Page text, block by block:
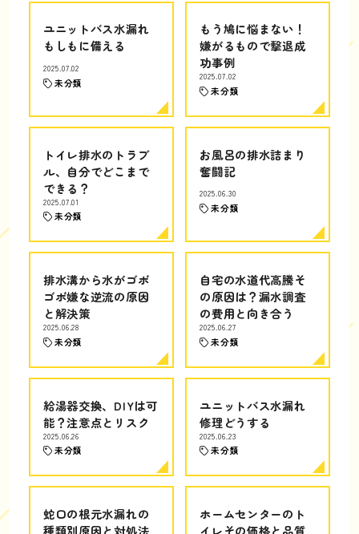
ユニットバス水漏れ
もしもに備える
2025.07.02
未分類
もう鳩に悩まない！
嫌がるもので撃退成
功事例
2025.07.02
未分類
トイレ排水のトラブ
ル、自分でどこまで
できる？
2025.07.01
未分類
お風呂の排水詰まり
奮闘記
2025.06.30
未分類
排水溝から水がゴボ
ゴボ嫌な逆流の原因
と解決策
2025.06.28
未分類
自宅の水道代高騰そ
の原因は？漏水調査
の費用と向き合う
2025.06.27
未分類
給湯器交換、DIYは可
能？注意点とリスク
2025.06.26
未分類
ユニットバス水漏れ
修理どうする
2025.06.23
未分類
蛇口の根元水漏れの
種類別原因と対処法
ホームセンターのト
イレその価格と品質